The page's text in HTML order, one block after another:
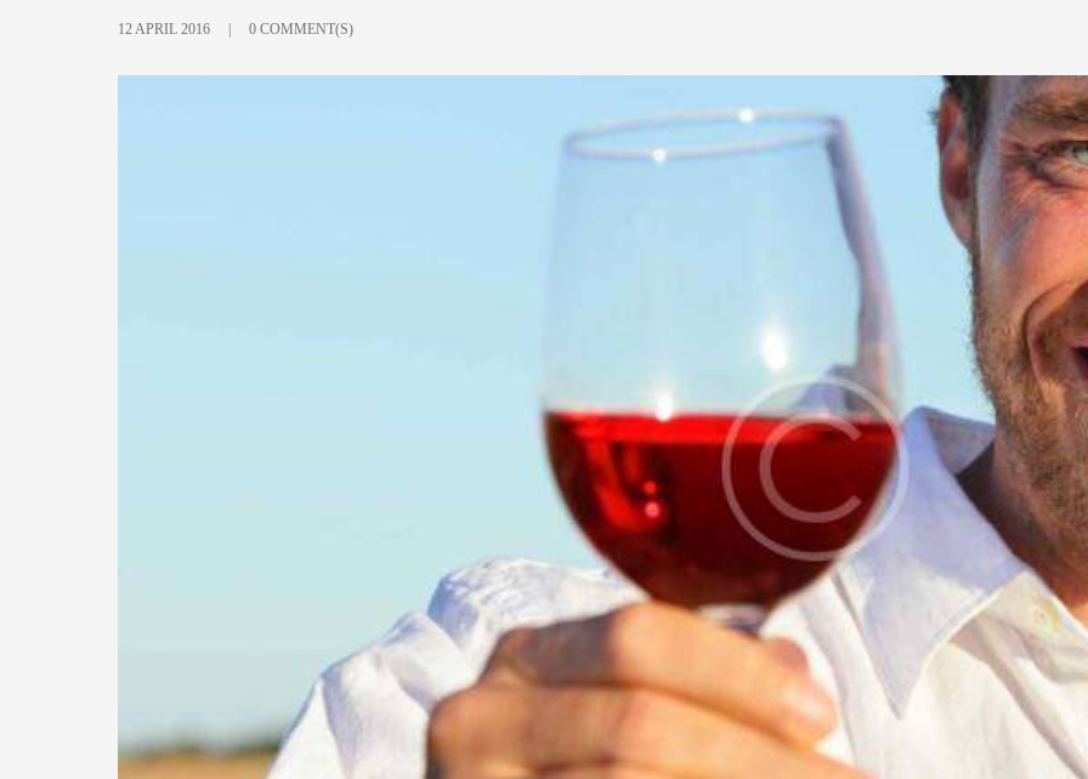
12 APRIL 2016 0 COMMENT(S)